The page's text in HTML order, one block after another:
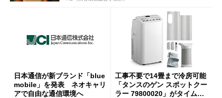
日本通信が新ブランド「blue
mobile」を発表 ネオキャリ
アで自由な通信環境へ
工事不要で14畳まで冷房可能
「タンスのゲン スポットクー
ラー 79800020」がタイムセ